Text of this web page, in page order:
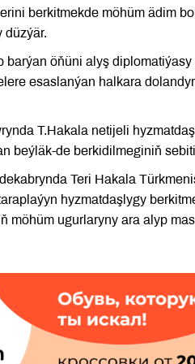
berkitmekde möhüm ädim
düzýär.
barýan öňüni alyş
esaslanýan halkara
T.Hakala netijeli
beýläk-de berkidilmeginiň
Teri Hakala
hyzmatdaşlygy
möhüm ugurlaryny ara alyp